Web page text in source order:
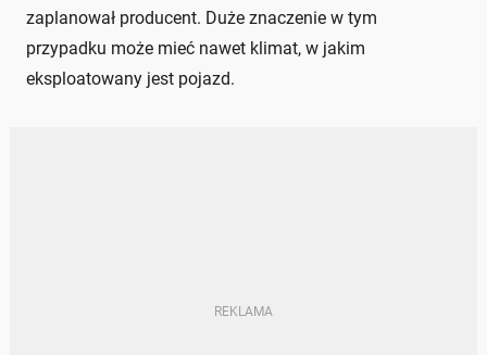
zaplanował producent. Duże znaczenie w tym
przypadku może mieć nawet klimat, w jakim
eksploatowany jest pojazd.